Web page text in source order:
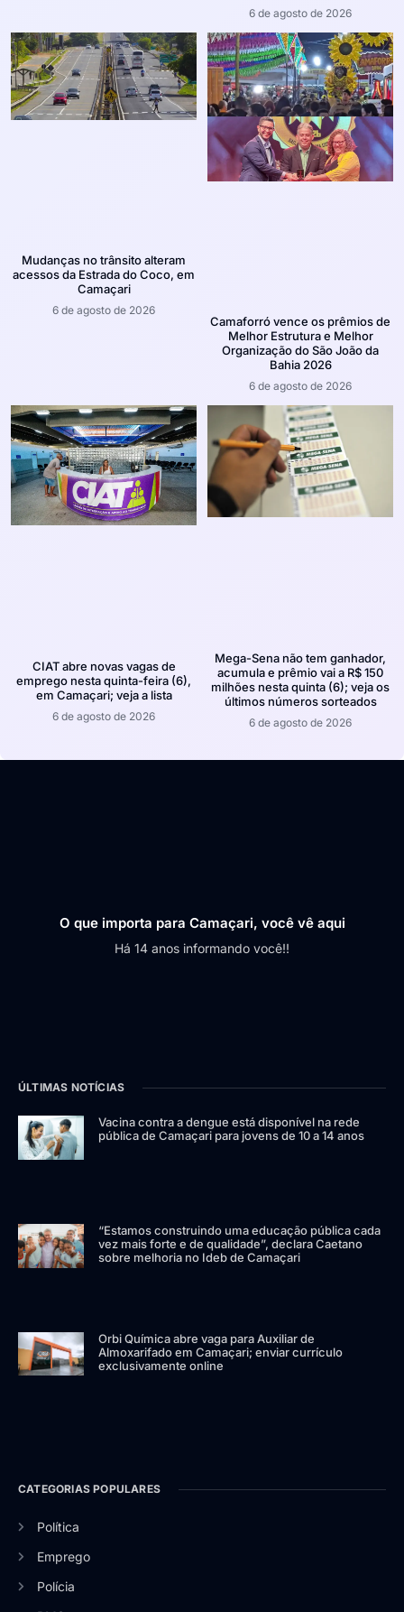
6 de agosto de 2026
Mudanças no trânsito alteram
acessos da Estrada do Coco, em
Camaçari
6 de agosto de 2026
Camaforró vence os prêmios de
Melhor Estrutura e Melhor
Organização do São João da
Bahia 2026
6 de agosto de 2026
CIAT abre novas vagas de
emprego nesta quinta-feira (6),
em Camaçari; veja a lista
6 de agosto de 2026
Mega-Sena não tem ganhador,
acumula e prêmio vai a R$ 150
milhões nesta quinta (6); veja os
últimos números sorteados
6 de agosto de 2026
O que importa para Camaçari, você vê aqui
Há 14 anos informando você!!
ÚLTIMAS NOTÍCIAS
Vacina contra a dengue está disponível na rede
pública de Camaçari para jovens de 10 a 14 anos
“Estamos construindo uma educação pública cada
vez mais forte e de qualidade”, declara Caetano
sobre melhoria no Ideb de Camaçari
Orbi Química abre vaga para Auxiliar de
Almoxarifado em Camaçari; enviar currículo
exclusivamente online
CATEGORIAS POPULARES
Política
Emprego
Polícia